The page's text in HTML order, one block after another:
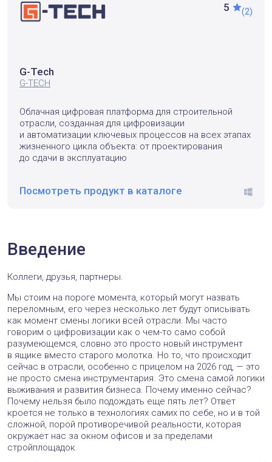
5 (2)
G-Tech
G-TECH
Облачная цифровая платформа для строительной
отрасли, созданная для цифровизации
и автоматизации ключевых процессов на всех этапах
жизненного цикла объекта: от проектирования
до сдачи в эксплуатацию
Посмотреть продукт в каталоге
Введение
Коллеги, друзья, партнеры.
Мы стоим на пороге момента, который могут назвать
переломным, его через несколько лет будут описывать
как момент смены логики всей отрасли. Мы часто
говорим о цифровизации как о чем-то само собой
разумеющемся, словно это просто новый инструмент
в ящике вместо старого молотка. Но то, что происходит
сейчас в отрасли, особенно с прицелом на 2026 год, — это
не просто смена инструментария. Это смена самой логики
выживания и развития бизнеса. Почему именно сейчас?
Почему нельзя было подождать еще пять лет? Ответ
кроется не только в технологиях самих по себе, но и в той
сложной, порой противоречивой реальности, которая
окружает нас за окном офисов и за пределами
стройплощадок.